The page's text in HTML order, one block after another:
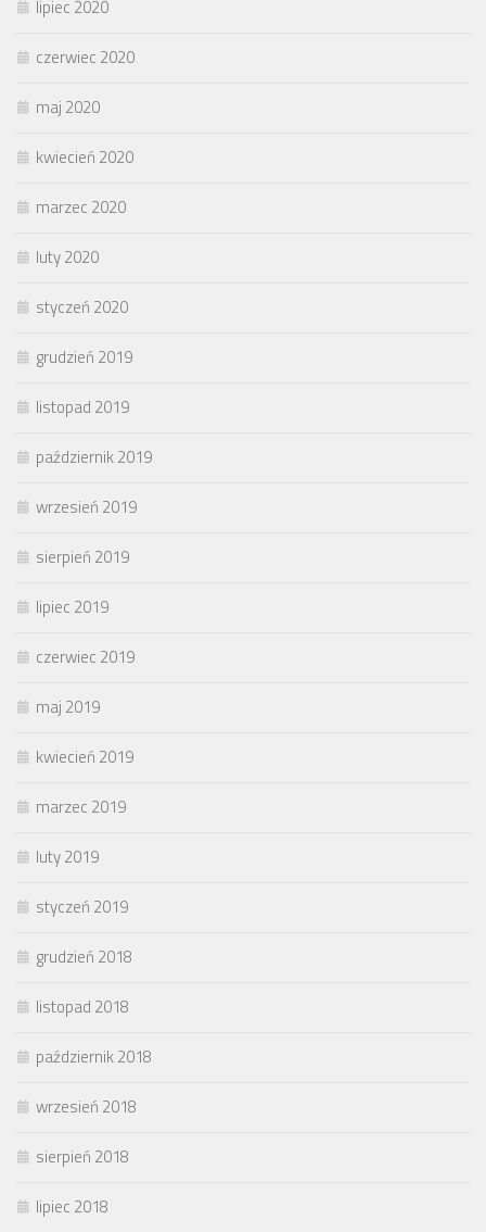
lipiec 2020
czerwiec 2020
maj 2020
kwiecień 2020
marzec 2020
luty 2020
styczeń 2020
grudzień 2019
listopad 2019
październik 2019
wrzesień 2019
sierpień 2019
lipiec 2019
czerwiec 2019
maj 2019
kwiecień 2019
marzec 2019
luty 2019
styczeń 2019
grudzień 2018
listopad 2018
październik 2018
wrzesień 2018
sierpień 2018
lipiec 2018